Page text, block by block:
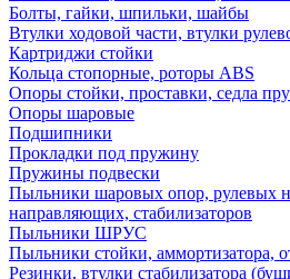
Болты, гайки, шпильки, шайбы
Втулки ходовой части, втулки
Картриджи стойки
Кольца стопорные, роторы ABS
Опоры стойки, проставки, седла
Опоры шаровые
Подшипники
Прокладки под пружину
Пружины подвески
Пыльники шаровых опор, рулевых
направляющих, стабилизаторов
Пыльники ШРУС
Пыльники стойки, аммортизатора,
Резинки, втулки стабилизатора